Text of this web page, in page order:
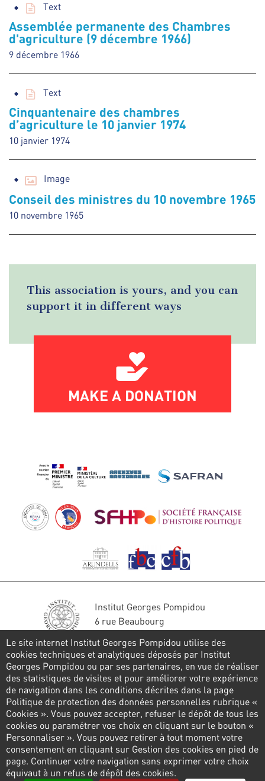
Text
Assemblée permanente des Chambres
d'agriculture (9 décembre 1966)
9 décembre 1966
Text
Cinquantenaire des chambres
d’agriculture le 10 janvier 1974
10 janvier 1974
Image
Conseil des ministres du 10 novembre 1965
10 novembre 1965
This association is yours, and you can
support it in different ways
MAKE A DONATION
Institut Georges Pompidou
6 rue Beaubourg
Tél. : 01 44 78 41 22
Stay in touch
CONTACT FORM
Follow us
Pied
Le site internet Institut Georges Pompidou utilise des
cookies techniques et analytiques déposés par Institut
Georges Pompidou ou par ses partenaires, en vue de réaliser
des statistiques de visites et pour améliorer votre expérience
de navigation dans les conditions décrites dans la page
Politique de protection des données personnelles rubrique «
Cookies ». Vous pouvez accepter, refuser le dépôt de tous les
cookies ou paramétrer vos choix en cliquant sur le bouton «
Personnaliser ». Vous pouvez retirer à tout moment votre
consentement en cliquant sur Gestion des cookies en pied de
page. Continuer votre navigation sans exprimer votre choix
équivaut à un refus de dépôt des cookies.